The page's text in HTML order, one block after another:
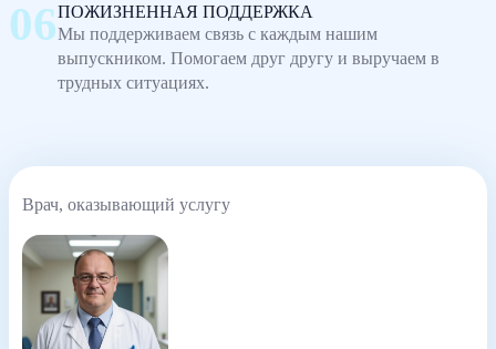
ПОЖИЗНЕННАЯ ПОДДЕРЖКА
Мы поддерживаем связь с каждым нашим
выпускником. Помогаем друг другу и выручаем в
трудных ситуациях.
Врач, оказывающий услугу